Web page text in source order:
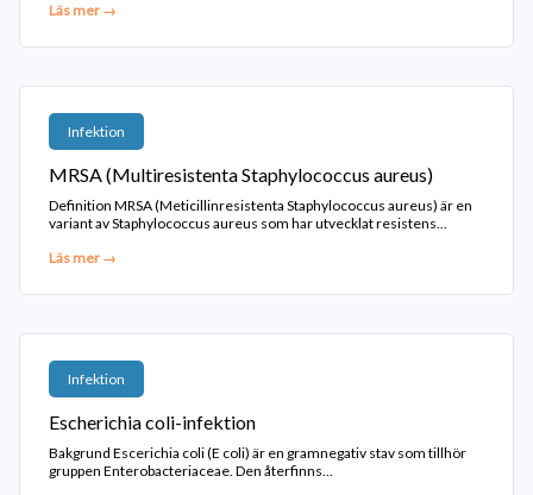
Läs mer →
Infektion
MRSA (Multiresistenta Staphylococcus aureus)
Definition MRSA (Meticillinresistenta Staphylococcus aureus) är en
variant av Staphylococcus aureus som har utvecklat resistens...
Läs mer →
Infektion
Escherichia coli-infektion
Bakgrund Escerichia coli (E coli) är en gramnegativ stav som tillhör
gruppen Enterobacteriaceae. Den återfinns...